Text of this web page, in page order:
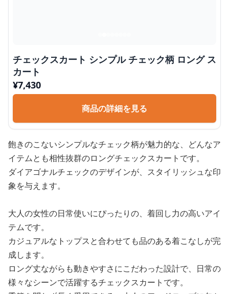
チェックスカート シンプル チェック柄 ロング ス
カート
¥7,430
商品の詳細を見る
飽きのこないシンプルなチェック柄が魅力的な、どんなア
イテムとも相性抜群のロングチェックスカートです。
ダイアゴナルチェックのデザインが、スタイリッシュな印
象を与えます。
大人の女性の日常使いにぴったりの、着回し力の高いアイ
テムです。
カジュアルなトップスと合わせても品のある着こなしが完
成します。
ロング丈ながらも動きやすさにこだわった設計で、日常の
様々なシーンで活躍するチェックスカートです。